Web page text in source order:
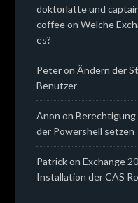
doktorlatte und
coffeeonWelche
es?
PeteronÄndern der
Benutzer
Anon on
der Powershell setzen
PatrickonExchange
Installation der CAS